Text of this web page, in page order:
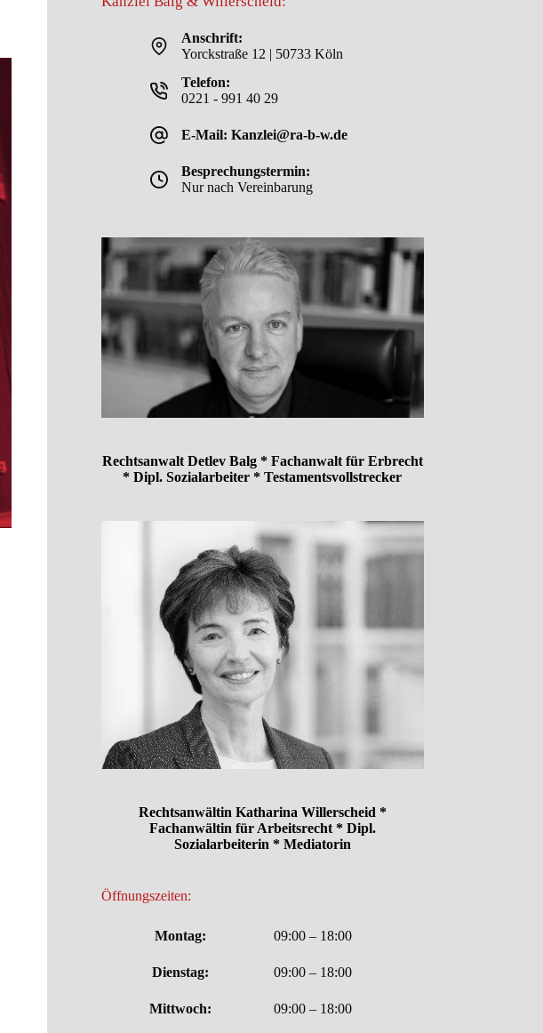
Anschrift:
Yorckstraße 12 | 50733 Köln
Telefon:
0221 - 991 40 29
E-Mail: Kanzlei@ra-b-w.de
Besprechungstermin:
Nur nach Vereinbarung
Rechtsanwalt Detlev Balg * Fachanwalt für Erbrecht
* Dipl. Sozialarbeiter * Testamentsvollstrecker
Rechtsanwältin Katharina Willerscheid *
Fachanwältin für Arbeitsrecht * Dipl.
Sozialarbeiterin * Mediatorin
Öffnungszeiten:
Montag: 09:00 – 18:00
Dienstag: 09:00 – 18:00
Mittwoch: 09:00 – 18:00